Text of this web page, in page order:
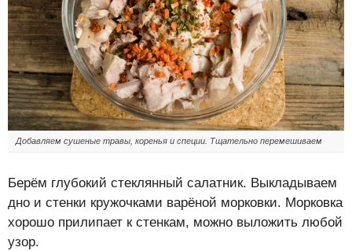
Добавляем сушеные травы, коренья и специи. Тщательно перемешиваем
Берём глубокий стеклянный салатник. Выкладываем
дно и стенки кружочками варёной морковки. Морковка
хорошо прилипает к стенкам, можно выложить любой
узор.